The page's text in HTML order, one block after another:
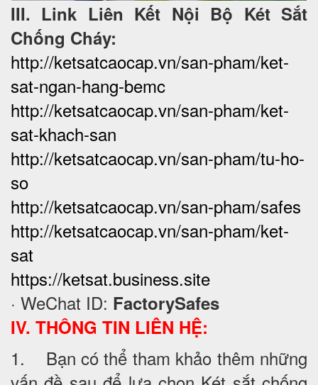
III. Link Liên Kết Nội Bộ Két Sắt
Chống Cháy:
http://ketsatcaocap.vn/san-pham/ket-
sat-ngan-hang-bemc
http://ketsatcaocap.vn/san-pham/ket-
sat-khach-san
http://ketsatcaocap.vn/san-pham/tu-ho-
so
http://ketsatcaocap.vn/san-pham/safes
http://ketsatcaocap.vn/san-pham/ket-
sat
https://ketsat.business.site
· WeChat ID: FactorySafes
IV. THÔNG TIN LIÊN HỆ:
1. Bạn có thể tham khảo thêm những